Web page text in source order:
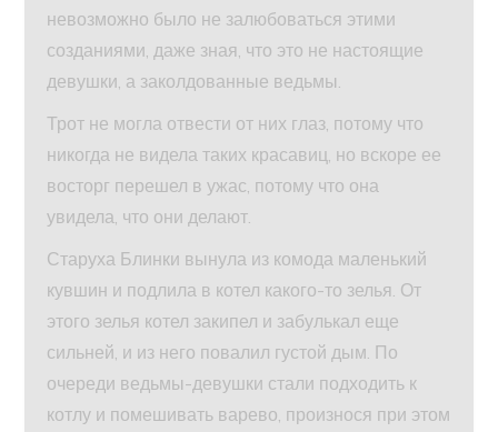
невозможно было не залюбоваться этими
созданиями, даже зная, что это не настоящие
девушки, а заколдованные ведьмы.
Трот не могла отвести от них глаз, потому что
никогда не видела таких красавиц, но вскоре ее
восторг перешел в ужас, потому что она
увидела, что они делают.
Старуха Блинки вынула из комода маленький
кувшин и подлила в котел какого-то зелья. От
этого зелья котел закипел и забулькал еще
сильней, и из него повалил густой дым. По
очереди ведьмы-девушки стали подходить к
котлу и помешивать варево, произнося при этом